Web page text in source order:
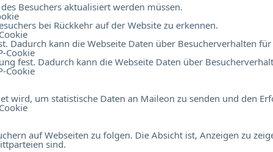
Besuchers aktualisiert werden müssen.
bei Rückkehr auf der Website zu erkennen.
Dadurch kann die Webseite Daten über Besucherverhalten
Cookie
fest. Dadurch kann die Webseite Daten über
Cookie
wird, um statistische Daten an Maileon zu senden und den
auf Webseiten zu folgen. Die Absicht ist, Anzeigen zu
sind.